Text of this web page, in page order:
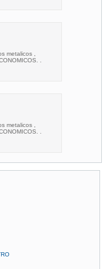
metalicos ,
.
metalicos ,
.